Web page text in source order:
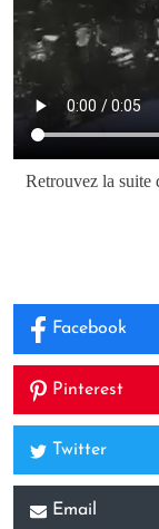
Retrouvez la suite
Facebook
Pinterest
Twitter
Email